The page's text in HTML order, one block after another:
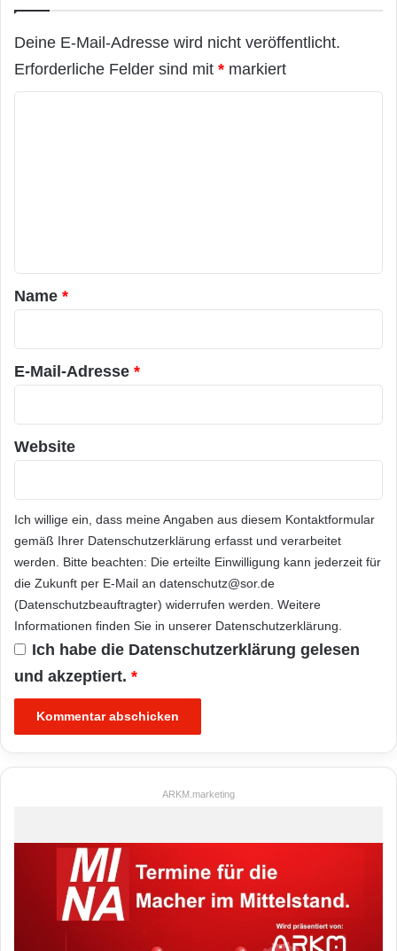
Deine E-Mail-Adresse wird nicht veröffentlicht.
Erforderliche Felder sind mit * markiert
a
r
*
Name *
E-Mail-Adresse *
Website
Ich willige ein, dass meine Angaben aus diesem Kontaktformular
gemäß Ihrer Datenschutzerklärung erfasst und verarbeitet
werden. Bitte beachten: Die erteilte Einwilligung kann jederzeit für
die Zukunft per E-Mail an datenschutz@sor.de
(Datenschutzbeauftragter) widerrufen werden. Weitere
Informationen finden Sie in unserer Datenschutzerklärung.
Ich habe die Datenschutzerklärung gelesen
und akzeptiert. *
ARKM.marketing